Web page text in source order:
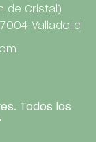
de Cristal)
Valladolid
Todos los